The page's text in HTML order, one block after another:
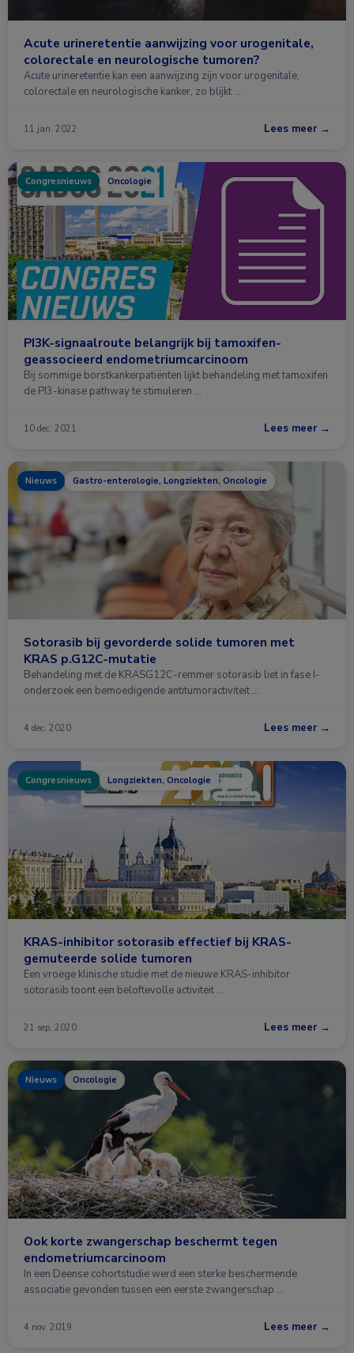
Acute urineretentie aanwijzing voor urogenitale,
colorectale en neurologische tumoren?
Acute urineretentie kan een aanwijzing zijn voor urogenitale,
colorectale en neurologische kanker, zo blijkt …
11 jan. 2022 Lees meer →
Congresnieuws Oncologie
PI3K-signaalroute belangrijk bij tamoxifen-
geassocieerd endometriumcarcinoom
Bij sommige borstkankerpatiënten lijkt behandeling met tamoxifen
de PI3-kinase pathway te stimuleren …
10 dec. 2021 Lees meer →
Nieuws Gastro-enterologie, Longziekten, Oncologie
Sotorasib bij gevorderde solide tumoren met
KRAS p.G12C-mutatie
Behandeling met de KRASG12C-remmer sotorasib liet in fase I-
onderzoek een bemoedigende antitumoractiviteit …
4 dec. 2020 Lees meer →
Congresnieuws Longziekten, Oncologie
KRAS-inhibitor sotorasib effectief bij KRAS-
gemuteerde solide tumoren
Een vroege klinische studie met de nieuwe KRAS-inhibitor
sotorasib toont een beloftevolle activiteit …
21 sep. 2020 Lees meer →
Nieuws Oncologie
Ook korte zwangerschap beschermt tegen
endometriumcarcinoom
In een Deense cohortstudie werd een sterke beschermende
associatie gevonden tussen een eerste zwangerschap …
4 nov. 2019 Lees meer →